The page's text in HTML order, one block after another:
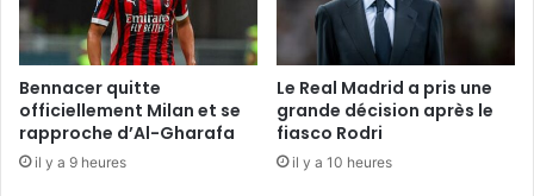
Bennacer quitte
officiellement Milan et se
rapproche d’Al-Gharafa
il y a 9 heures
Le Real Madrid a pris une
grande décision après le
fiasco Rodri
il y a 10 heures